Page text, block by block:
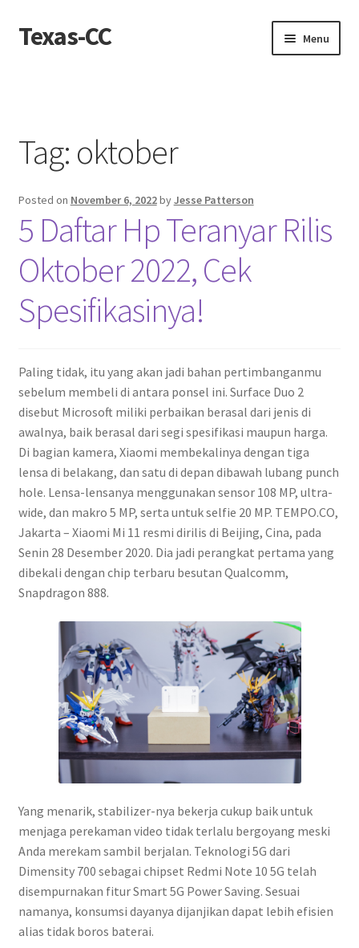
Skip
to
Skip
to
Texas-CC Menu
Contact Us
Contact us
Privacy Policy
Tag: oktober
Posted on November 6, 2022byJesse Patterson
5 Daftar Hp Teranyar Rilis
Oktober 2022, Cek
Spesifikasinya!
Paling tidak, itu yang akan jadi bahan pertimbanganmu
sebelum membeli di antara ponsel ini. Surface Duo 2
disebut Microsoft miliki perbaikan berasal dari jenis di
awalnya, baik berasal dari segi spesifikasi maupun harga.
Di bagian kamera, Xiaomi membekalinya dengan tiga
lensa di belakang, dan satu di depan dibawah lubang punch
hole. Lensa-lensanya menggunakan sensor 108 MP, ultra-
wide, dan makro 5 MP, serta untuk selfie 20 MP. TEMPO.CO,
Jakarta – Xiaomi Mi 11 resmi dirilis di Beijing, Cina, pada
Senin 28 Desember 2020. Dia jadi perangkat pertama yang
dibekali dengan chip terbaru besutan Qualcomm,
Snapdragon 888.
Yang menarik, stabilizer-nya bekerja cukup baik untuk
menjaga perekaman video tidak terlalu bergoyang meski
Anda merekam sambil berjalan. Teknologi 5G dari
Dimensity 700 sebagai chipset Redmi Note 10 5G telah
disempurnakan fitur Smart 5G Power Saving. Sesuai
namanya, konsumsi dayanya dijanjikan dapat lebih efisien
alias tidak boros baterai.